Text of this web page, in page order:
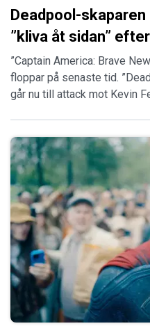
Deadpool-
”kliva åt sidan”
”Captain America: Brave
floppar på senaste tid.
går nu till attack mot Kevin